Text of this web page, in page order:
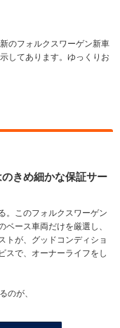
のフォルクスワーゲン新車
してあります。ゆっくりお
きめ細かな保証サー
。このフォルクスワーゲン
ース車両だけを厳選し、
トが、グッドコンディショ
スで、オーナーライフをし
のが、